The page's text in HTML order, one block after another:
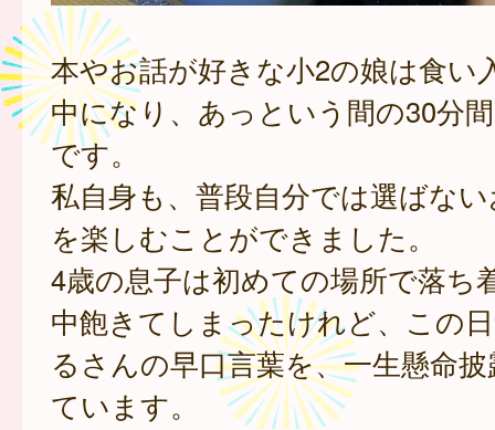
本やお話が好きな小2の娘は食い
中になり、あっという間の30分
です。
私自身も、普段自分では選ばな
を楽しむことができました。
4歳の息子は初めての場所で落ち
中飽きてしまったけれど、この
るさんの早口言葉を、一生懸命
ています。